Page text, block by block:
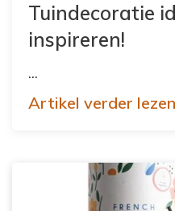
Tuindecoratie
inspireren!
...
Artikel verder lezen